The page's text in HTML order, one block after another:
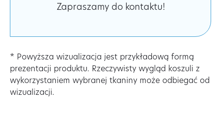
Zapraszamy do kontaktu!
* Powyższa wizualizacja jest przykładową formą
prezentacji produktu. Rzeczywisty wygląd koszuli z
wykorzystaniem wybranej tkaniny może odbiegać od
wizualizacji.